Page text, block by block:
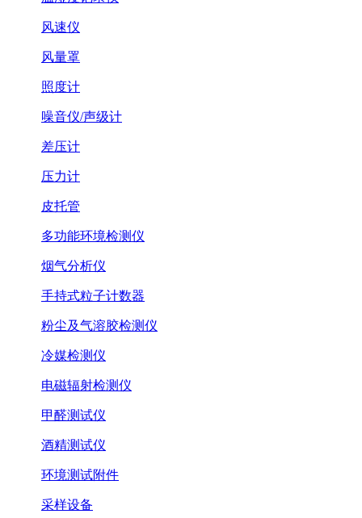
风速仪
风量罩
照度计
噪音仪/声级计
差压计
压力计
皮托管
多功能环境检测仪
烟气分析仪
手持式粒子计数器
粉尘及气溶胶检测仪
冷媒检测仪
电磁辐射检测仪
甲醛测试仪
酒精测试仪
环境测试附件
采样设备